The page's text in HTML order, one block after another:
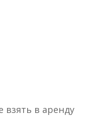
в аренду